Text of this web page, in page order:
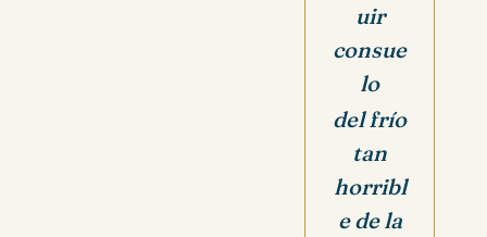
uir
consue
lo
del frío
tan
horribl
e de la